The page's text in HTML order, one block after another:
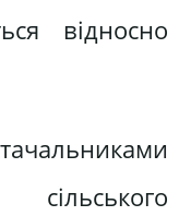
відносно